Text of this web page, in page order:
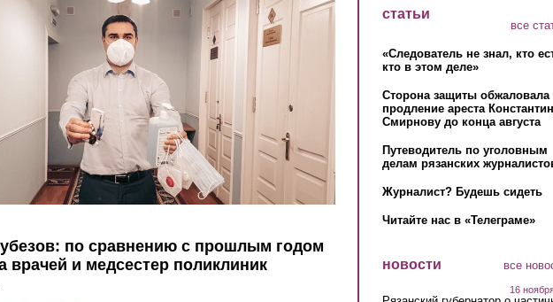
по сравнению с прошлым годом
врачей и медсестер поликлиник
статьи
все
«Следователь не знал, кто
кто в этом деле»
Сторона защиты обжаловала
продление ареста
Смирнову до конца августа
Путеводитель по уголовным
делам рязанских
Журналист? Будешь сидеть
Читайте нас в «Телеграме»
новости все
16